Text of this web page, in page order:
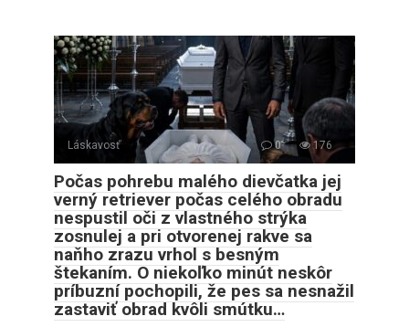
Láskavosť 0 176
Počas pohrebu malého dievčatka jej
verný retriever počas celého obradu
nespustil oči z vlastného strýka
zosnulej a pri otvorenej rakve sa
naňho zrazu vrhol s besným
štekaním. O niekoľko minút neskôr
príbuzní pochopili, že pes sa nesnažil
zastaviť obrad kvôli smútku…